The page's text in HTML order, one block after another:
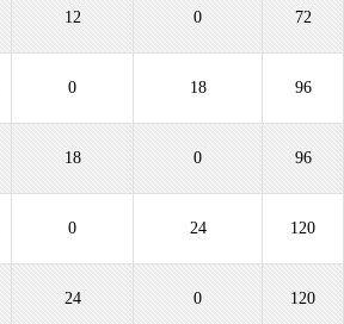
12 0 72
0 18 96
18 0 96
0 24 120
24 0 120